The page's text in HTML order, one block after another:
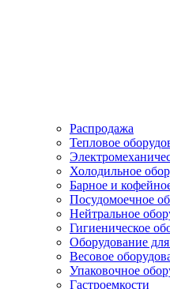
Распродажа
Тепловое
Холодильное
Барное и
Посудомоечное
Нейтральное
Гигиеническое
Оборудование
Весовое
Упаковочное
Гастроемкости